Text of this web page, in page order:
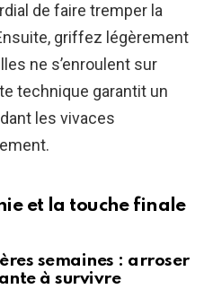
de faire tremper la
griffez légèrement
ne s’enroulent sur
technique garantit un
les vivaces
et la touche finale
semaines : arroser
à survivre